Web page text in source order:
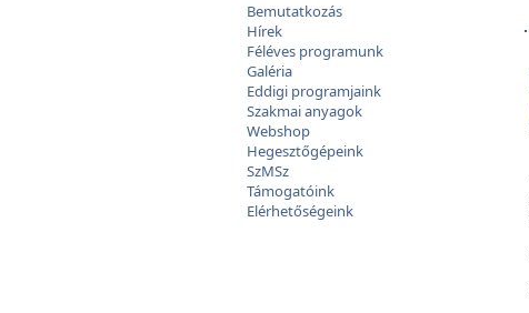
Bemutatkozás
Hírek
Féléves programunk
Galéria
Eddigi programjaink
Szakmai anyagok
Webshop
Hegesztőgépeink
SzMSz
Támogatóink
Elérhetőségeink